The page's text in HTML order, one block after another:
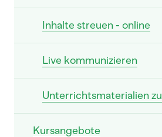
Inhalte streuen - online
Live kommunizieren
Unterrichtsmaterialien
Kursangebote